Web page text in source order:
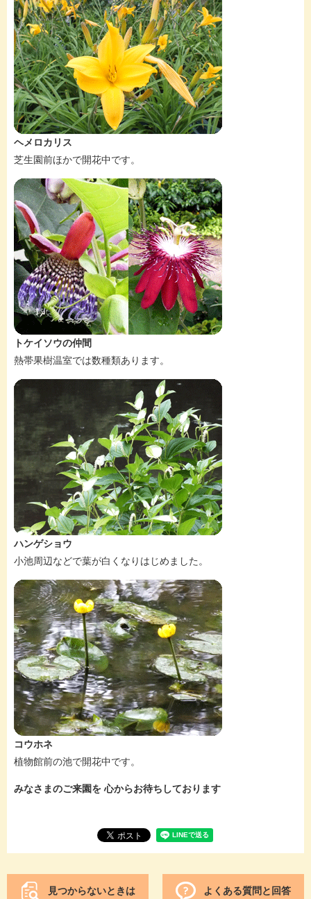
ヘメロカリス
芝生園前ほかで開花中です。
トケイソウの仲間
熱帯果樹温室では数種類あります。
ハンゲショウ
小池周辺などで葉が白くなりはじめました。
コウホネ
植物館前の池で開花中です。
みなさまのご来園を 心からお待ちしております
見つからないときは よくある質問と回答